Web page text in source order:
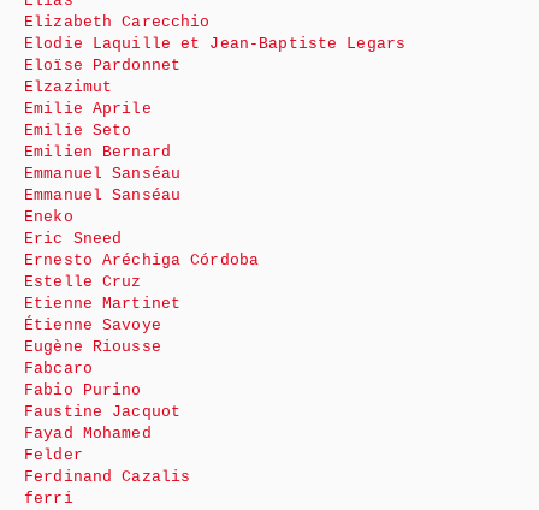
Elizabeth Carecchio
Elodie Laquille et Jean-Baptiste Legars
Eloïse Pardonnet
Elzazimut
Emilie Aprile
Emilie Seto
Emilien Bernard
Emmanuel Sanséau
Emmanuel Sanséau
Eneko
Eric Sneed
Ernesto Aréchiga Córdoba
Estelle Cruz
Etienne Martinet
Étienne Savoye
Eugène Riousse
Fabcaro
Fabio Purino
Faustine Jacquot
Fayad Mohamed
Felder
Ferdinand Cazalis
ferri